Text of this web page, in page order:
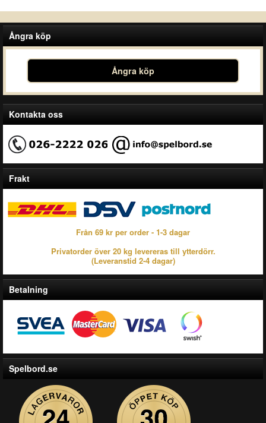
Ångra köp
Ångra köp
Kontakta oss
Frakt
Från 69 kr per order - 1-3 dagar
Privatorder över 20 kg levereras till ytterdörr.
(Leveranstid 2-4 dagar)
Betalning
Spelbord.se